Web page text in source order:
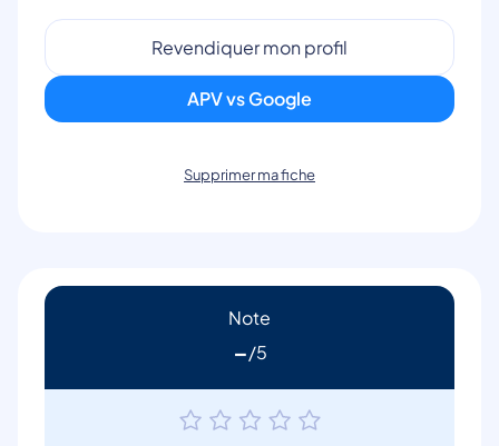
Revendiquer mon profil
APV vs Google
Supprimer ma fiche
Note
-